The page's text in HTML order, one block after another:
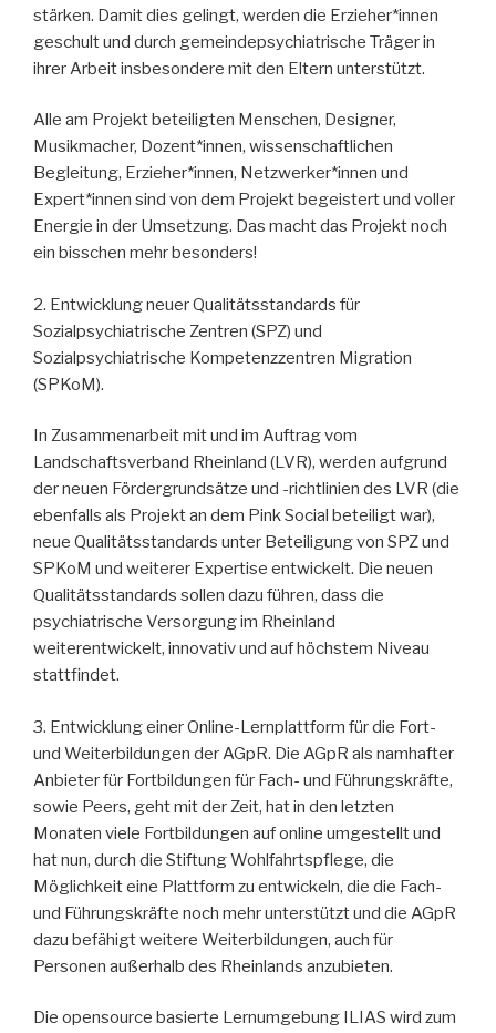
stärken. Damit dies gelingt, werden die Erzieher*innen
geschult und durch gemeindepsychiatrische Träger in
ihrer Arbeit insbesondere mit den Eltern unterstützt.
Alle am Projekt beteiligten Menschen, Designer,
Musikmacher, Dozent*innen, wissenschaftlichen
Begleitung, Erzieher*innen, Netzwerker*innen und
Expert*innen sind von dem Projekt begeistert und voller
Energie in der Umsetzung. Das macht das Projekt noch
ein bisschen mehr besonders!
2. Entwicklung neuer Qualitätsstandards für
Sozialpsychiatrische Zentren (SPZ) und
Sozialpsychiatrische Kompetenzzentren Migration
(SPKoM).
In Zusammenarbeit mit und im Auftrag vom
Landschaftsverband Rheinland (LVR), werden aufgrund
der neuen Fördergrundsätze und -richtlinien des LVR (die
ebenfalls als Projekt an dem Pink Social beteiligt war),
neue Qualitätsstandards unter Beteiligung von SPZ und
SPKoM und weiterer Expertise entwickelt. Die neuen
Qualitätsstandards sollen dazu führen, dass die
psychiatrische Versorgung im Rheinland
weiterentwickelt, innovativ und auf höchstem Niveau
stattfindet.
3. Entwicklung einer Online-Lernplattform für die Fort-
und Weiterbildungen der AGpR. Die AGpR als namhafter
Anbieter für Fortbildungen für Fach- und Führungskräfte,
sowie Peers, geht mit der Zeit, hat in den letzten
Monaten viele Fortbildungen auf online umgestellt und
hat nun, durch die Stiftung Wohlfahrtspflege, die
Möglichkeit eine Plattform zu entwickeln, die die Fach-
und Führungskräfte noch mehr unterstützt und die AGpR
dazu befähigt weitere Weiterbildungen, auch für
Personen außerhalb des Rheinlands anzubieten.
Die opensource basierte Lernumgebung ILIAS wird zum